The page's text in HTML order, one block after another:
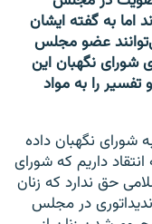
اما به گفته ایشان
عضو مجلس
شورای نگهبان این
را به مواد
شورای نگهبان داده
داریم که شورای
حق ندارد که زنان
در مجلس